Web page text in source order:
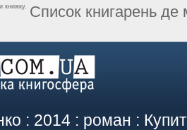
книжку. Список книгарень де
: 2014 : роман :